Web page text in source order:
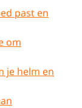
past en
om
je helm en